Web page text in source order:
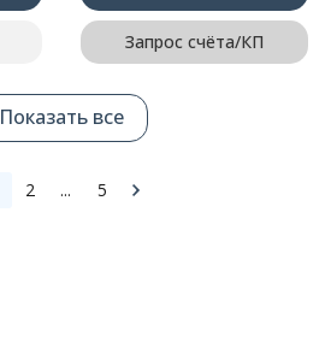
Запрос счёта/КП
Показать все
2 ... 5